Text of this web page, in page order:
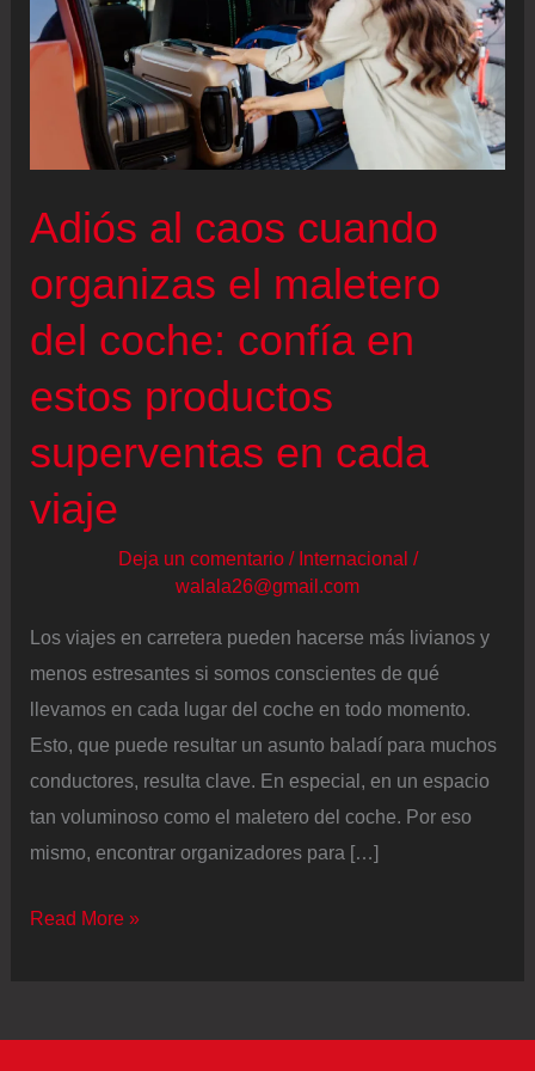
Adiós al caos cuando
organizas el maletero
del coche: confía en
estos productos
superventas en cada
viaje
Deja un comentario / Internacional /
walala26@gmail.com
Los viajes en carretera pueden hacerse más livianos y
menos estresantes si somos conscientes de qué
llevamos en cada lugar del coche en todo momento.
Esto, que puede resultar un asunto baladí para muchos
conductores, resulta clave. En especial, en un espacio
tan voluminoso como el maletero del coche. Por eso
mismo, encontrar organizadores para […]
Adiós
Read More »